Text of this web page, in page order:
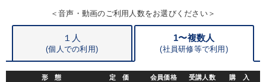
＜音声・動画のご利用人数をお選びください＞
１人
(個人での利用)
1〜複数人
(社員研修等で利用)
形 態 定 価 会員価格 受講人数 購 入